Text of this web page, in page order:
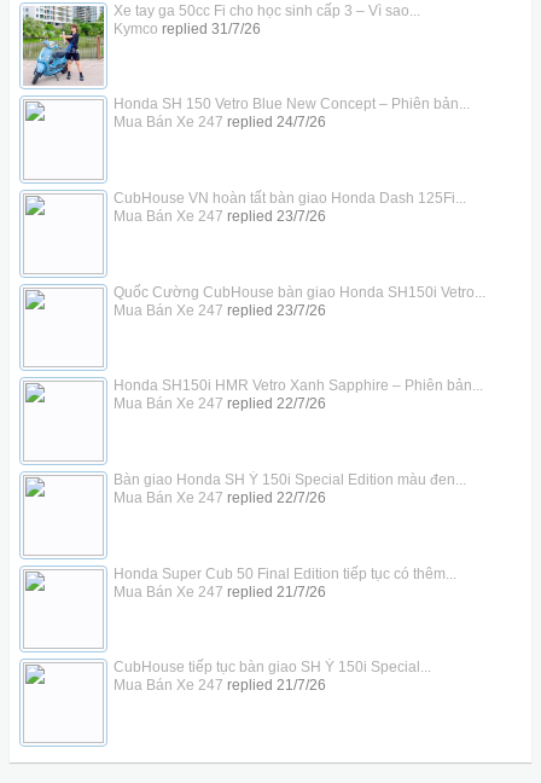
Xe tay ga 50cc Fi cho học sinh cấp 3 – Vì sao...
Kymco replied 31/7/26
Honda SH 150 Vetro Blue New Concept – Phiên bản...
Mua Bán Xe 247 replied 24/7/26
CubHouse VN hoàn tất bàn giao Honda Dash 125Fi...
Mua Bán Xe 247 replied 23/7/26
Quốc Cường CubHouse bàn giao Honda SH150i Vetro...
Mua Bán Xe 247 replied 23/7/26
Honda SH150i HMR Vetro Xanh Sapphire – Phiên bản...
Mua Bán Xe 247 replied 22/7/26
Bàn giao Honda SH Ý 150i Special Edition màu đen...
Mua Bán Xe 247 replied 22/7/26
Honda Super Cub 50 Final Edition tiếp tục có thêm...
Mua Bán Xe 247 replied 21/7/26
CubHouse tiếp tục bàn giao SH Ý 150i Special...
Mua Bán Xe 247 replied 21/7/26